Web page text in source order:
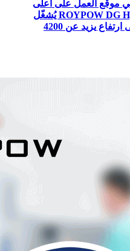
موقع العمل على أعلى
ارتفاع في العالم: ROYPOW DG Hybrid ESS يُشغّل
مشروع بنية تحتية رئيسي على ارتفاع يزيد عن 4200